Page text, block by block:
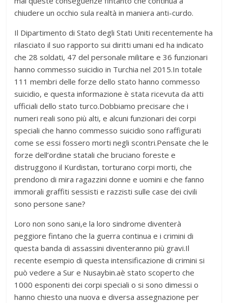
chiudere un occhio sula realtà in maniera anti-curdo.
Il Dipartimento di Stato degli Stati Uniti recentemente ha
rilasciato il suo rapporto sui diritti umani ed ha indicato
che 28 soldati, 47 del personale militare e 36 funzionari
hanno commesso suicidio in Turchia nel 2015.In totale
111 membri delle forze dello stato hanno commesso
suicidio, e questa informazione è stata ricevuta da atti
ufficiali dello stato turco.Dobbiamo precisare che i
numeri reali sono più alti, e alcuni funzionari dei corpi
speciali che hanno commesso suicidio sono raffigurati
come se essi fossero morti negli scontri.Pensate che le
forze dell’ordine statali che bruciano foreste e
distruggono il Kurdistan, torturano corpi morti, che
prendono di mira ragazzini donne e uomini e che fanno
immorali graffiti sessisti e razzisti sulle case dei civili
sono persone sane?
Loro non sono sani,e la loro sindrome diventerà
peggiore fintano che la guerra continua e i crimini di
questa banda di assassini diventeranno più gravi.Il
recente esempio di questa intensificazione di crimini si
può vedere a Sur e Nusaybin.aè stato scoperto che
1000 esponenti dei corpi speciali o si sono dimessi o
hanno chiesto una nuova e diversa assegnazione per